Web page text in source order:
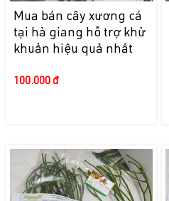
Mua bán cây xương cá
tại hà giang hỗ trợ khử
khuẩn hiệu quả nhất
100.000 đ